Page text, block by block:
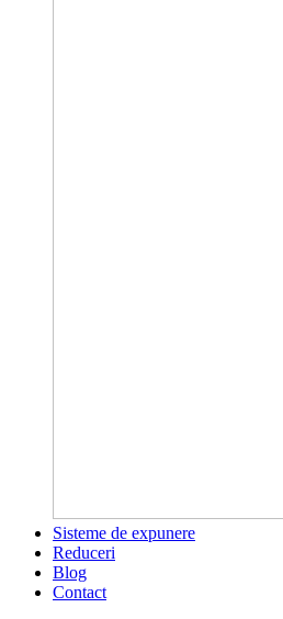
Sisteme de expunere
Reduceri
Blog
Contact